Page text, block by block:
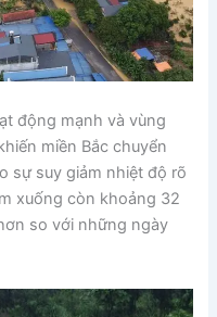
động mạnh và vùng
miền Bắc chuyển
sự suy giảm nhiệt độ rõ
xuống còn khoảng 32
so với những ngày